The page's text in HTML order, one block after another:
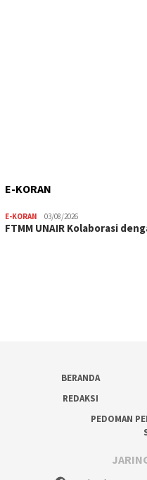
E-KORAN
E-KORAN 03/08/2026
FTMM UNAIR Kolaborasi
BERANDA
REDAKSI
PEDOMAN